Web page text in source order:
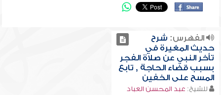
الفهرس: شرح
حديث المغيرة في
تأخر النبي عن صلاة الفجر
بسبب قضاء الحاجة , تابع
المسح على الخفين
للشيخ: عبد المحسن العباد